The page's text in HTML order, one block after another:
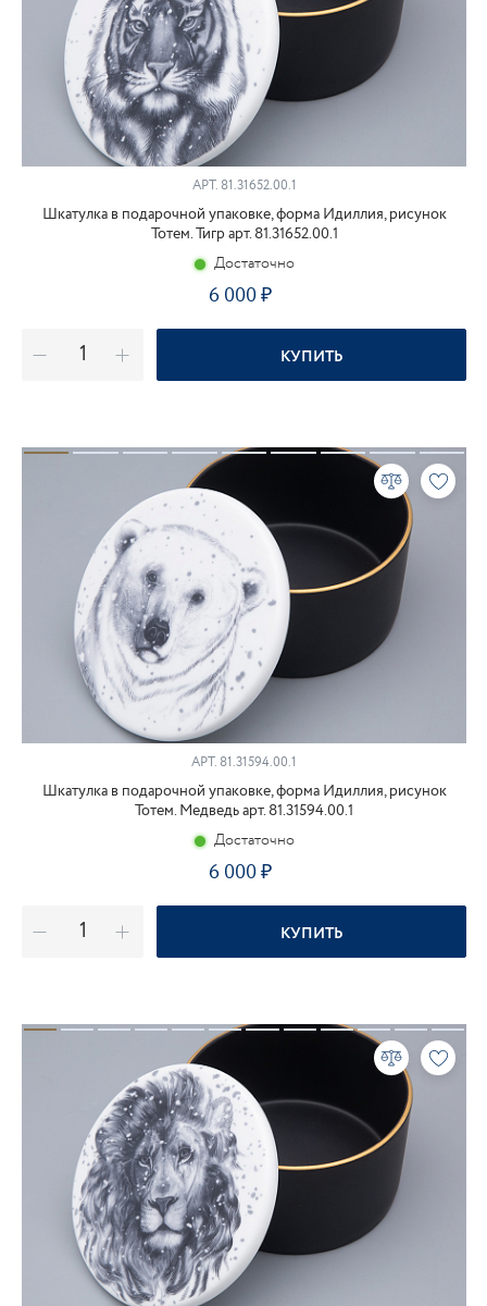
АРТ.81.31652.00.1
Шкатулка в подарочной упаковке, форма Идиллия, рисунок
Тотем. Тигр арт. 81.31652.00.1
Достаточно
6 000
КУПИТЬ
АРТ. 81.31594.00.1
Шкатулка в подарочной упаковке, форма Идиллия, рисунок
Тотем. Медведь арт. 81.31594.00.1
Достаточно
6 000
КУПИТЬ